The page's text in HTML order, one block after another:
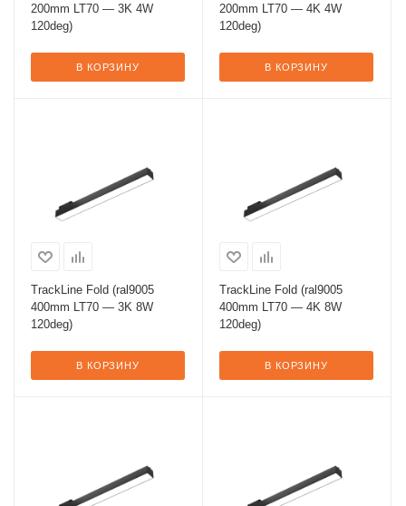
200mm LT70 — 3K 4W
120deg)
В КОРЗИНУ
200mm LT70 — 4K 4W
120deg)
В КОРЗИНУ
TrackLine Fold (ral9005
400mm LT70 — 3K 8W
120deg)
В КОРЗИНУ
TrackLine Fold (ral9005
400mm LT70 — 4K 8W
120deg)
В КОРЗИНУ